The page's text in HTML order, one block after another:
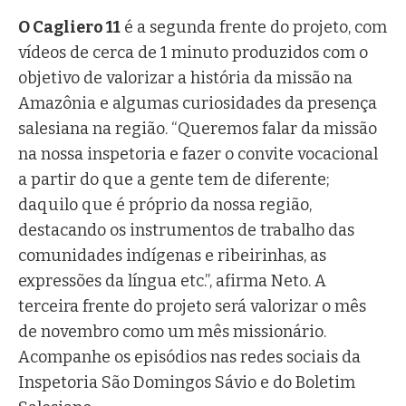
O Cagliero 11 é a segunda frente do projeto, com
vídeos de cerca de 1 minuto produzidos com o
objetivo de valorizar a história da missão na
Amazônia e algumas curiosidades da presença
salesiana na região. “Queremos falar da missão
na nossa inspetoria e fazer o convite vocacional
a partir do que a gente tem de diferente;
daquilo que é próprio da nossa região,
destacando os instrumentos de trabalho das
comunidades indígenas e ribeirinhas, as
expressões da língua etc.”, afirma Neto. A
terceira frente do projeto será valorizar o mês
de novembro como um mês missionário.
Acompanhe os episódios nas redes sociais da
Inspetoria São Domingos Sávio e do Boletim